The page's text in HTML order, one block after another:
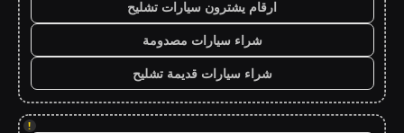
ارقام يشترون سيارات تشليح
شراء سيارات مصدومة
شراء سيارات قديمة تشليح
!